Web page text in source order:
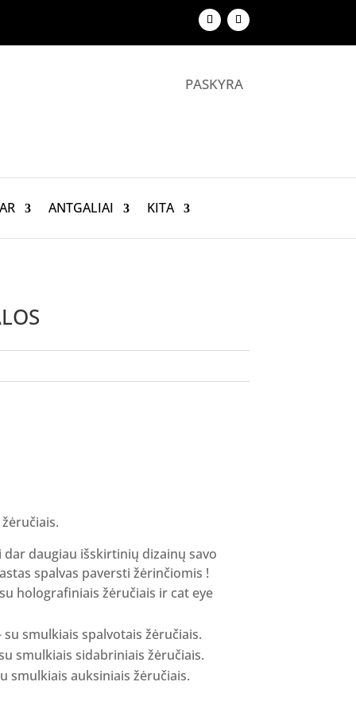
PASKYRA
ANTGALIAI KITA
žėručiais.
daugiau išskirtinių dizainų savo
spalvas paversti žėrinčiomis !
su holografiniais žėručiais ir cat eye
su smulkiais spalvotais žėručiais.
su smulkiais sidabriniais žėručiais.
smulkiais auksiniais žėručiais.